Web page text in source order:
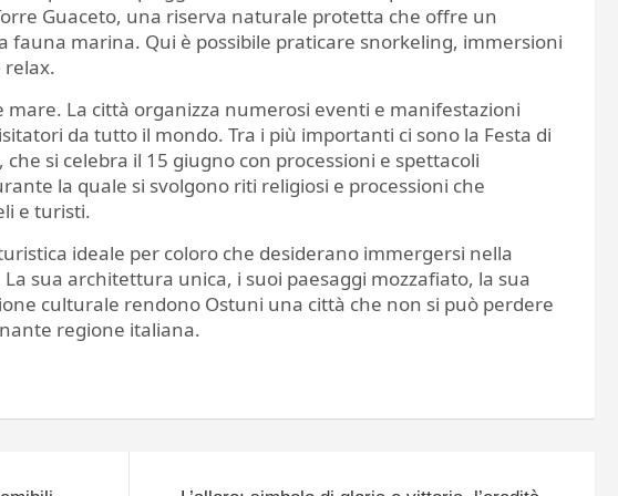
Guaceto, una riserva naturale protetta che offre un
marina. Qui è possibile praticare snorkeling, immersioni
relax.
La città organizza numerosi eventi e manifestazioni
da tutto il mondo. Tra i più importanti ci sono la Festa di
si celebra il 15 giugno con processioni e spettacoli
la quale si svolgono riti religiosi e processioni che
e turisti.
ideale per coloro che desiderano immergersi nella
sua architettura unica, i suoi paesaggi mozzafiato, la sua
culturale rendono Ostuni una città che non si può perdere
regione italiana.